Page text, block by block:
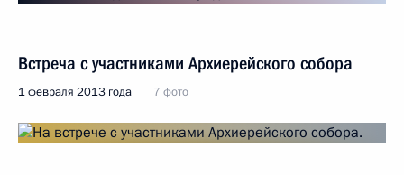
Встреча с участниками Архиерейского собора
1 февраля 2013 года 7 фото